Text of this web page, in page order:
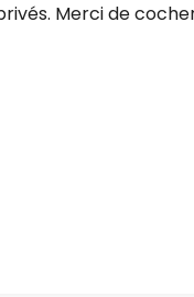
Merci de
par téléphone, en